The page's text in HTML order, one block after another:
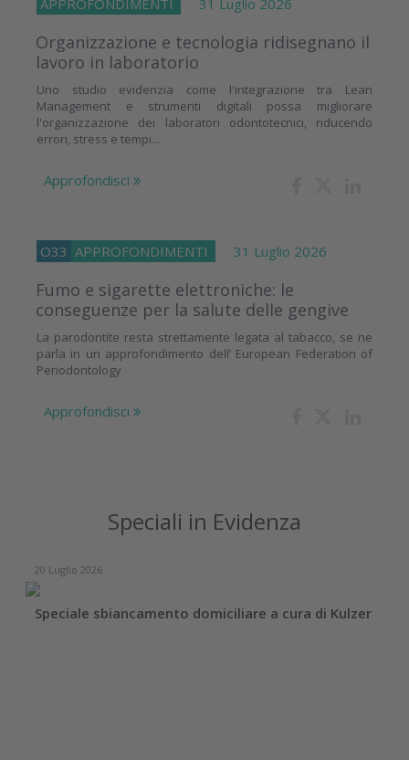
APPROFONDIMENTI 31 Luglio 2026
Organizzazione e tecnologia ridisegnano il
lavoro in laboratorio
Uno studio evidenzia come l'integrazione tra Lean
Management e strumenti digitali possa migliorare
l'organizzazione dei laboratori odontotecnici, riducendo
errori, stress e tempi...
Approfondisci
O33 APPROFONDIMENTI 31 Luglio 2026
Fumo e sigarette elettroniche: le
conseguenze per la salute delle gengive
La parodontite resta strettamente legata al tabacco, se ne
parla in un approfondimento dell’ European Federation of
Periodontology
Approfondisci
Speciali in Evidenza
20 Luglio 2026
Speciale sbiancamento domiciliare a cura di Kulzer